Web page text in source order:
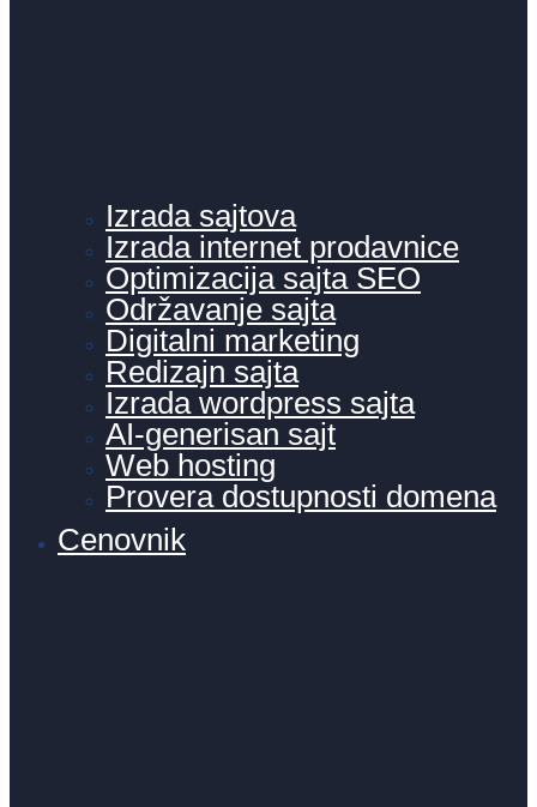
Izrada sajtova
Izrada internet prodavnice
Optimizacija sajta SEO
Održavanje sajta
Digitalni marketing
Redizajn sajta
Izrada wordpress sajta
AI-generisan sajt
Web hosting
Provera dostupnosti domena
Cenovnik